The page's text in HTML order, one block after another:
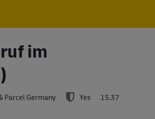
im
Parcel Germany Yes
15.37